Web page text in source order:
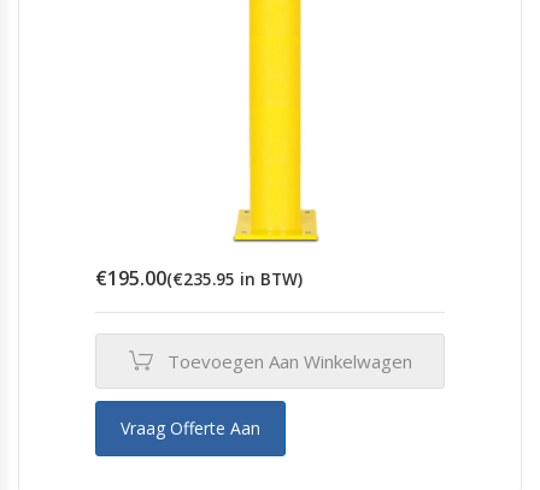
€195.00(€235.95 in BTW)
Toevoegen Aan Winkelwagen
Vraag Offerte Aan